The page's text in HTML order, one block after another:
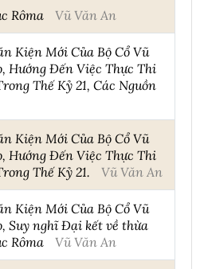
Rôma Vũ Văn An
Kiện Mới Của Bộ Cổ Vũ
Hướng Đến Việc Thực Thi
Thế Kỷ 21, Các Nguồn
Kiện Mới Của Bộ Cổ Vũ
Hướng Đến Việc Thực Thi
Thế Kỷ 21.
Vũ Văn An
Kiện Mới Của Bộ Cổ Vũ
Suy nghĩ Đại kết về thừa
Rôma
Vũ Văn An